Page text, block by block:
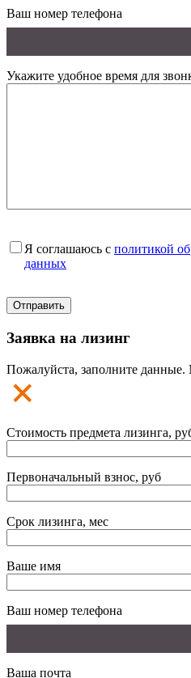
Ваш номер телефона
Укажите удобное время для
Я соглашаюсь с политикой
данных
Заявка на лизинг
Пожалуйста, заполните
Стоимость предмета лизинга,
Первоначальный взнос, руб
Срок лизинга, мес
Ваше имя
Ваш номер телефона
Ваша почта